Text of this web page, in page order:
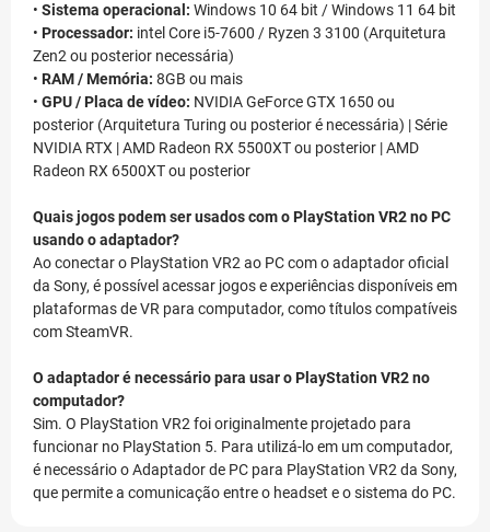
• Sistema operacional: Windows 10 64 bit / Windows 11 64 bit
• Processador: intel Core i5-7600 / Ryzen 3 3100 (Arquitetura
Zen2 ou posterior necessária)
• RAM / Memória: 8GB ou mais
• GPU / Placa de vídeo: NVIDIA GeForce GTX 1650 ou
posterior (Arquitetura Turing ou posterior é necessária) | Série
NVIDIA RTX | AMD Radeon RX 5500XT ou posterior | AMD
Radeon RX 6500XT ou posterior
Quais jogos podem ser usados com o PlayStation VR2 no PC
usando o adaptador?
Ao conectar o PlayStation VR2 ao PC com o adaptador oficial
da Sony, é possível acessar jogos e experiências disponíveis em
plataformas de VR para computador, como títulos compatíveis
com SteamVR.
O adaptador é necessário para usar o PlayStation VR2 no
computador?
Sim. O PlayStation VR2 foi originalmente projetado para
funcionar no PlayStation 5. Para utilizá-lo em um computador,
é necessário o Adaptador de PC para PlayStation VR2 da Sony,
que permite a comunicação entre o headset e o sistema do PC.